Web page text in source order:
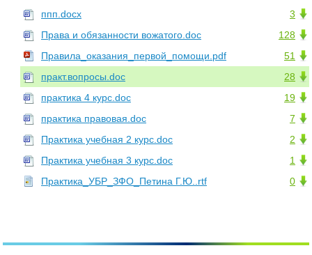
3
ппп.docx
128
Права и обязанности вожатого.doc
51
Правила_оказания_первой_помощи.pdf
28
практ.вопросы.doc
19
практика 4 курс.doc
7
практика правовая.doc
2
Практика учебная 2 курс.doc
1
Практика учебная 3 курс.doc
0
Практика_УБР_ЗФО_Петина Г.Ю..rtf